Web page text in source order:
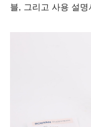
블, 그리고 사용 설